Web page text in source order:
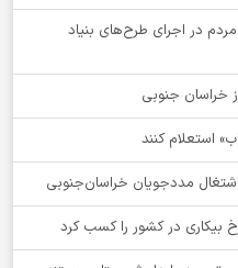
در اجرای طرح‌های بنیاد
استعلام کنند
بیکاری در کشور را کسب کرد